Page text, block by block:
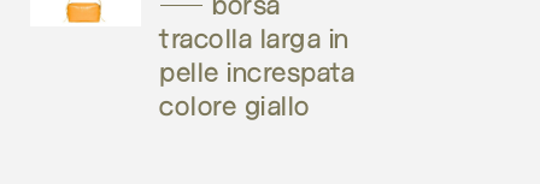
– borsa
tracolla larga in
pelle increspata
colore giallo